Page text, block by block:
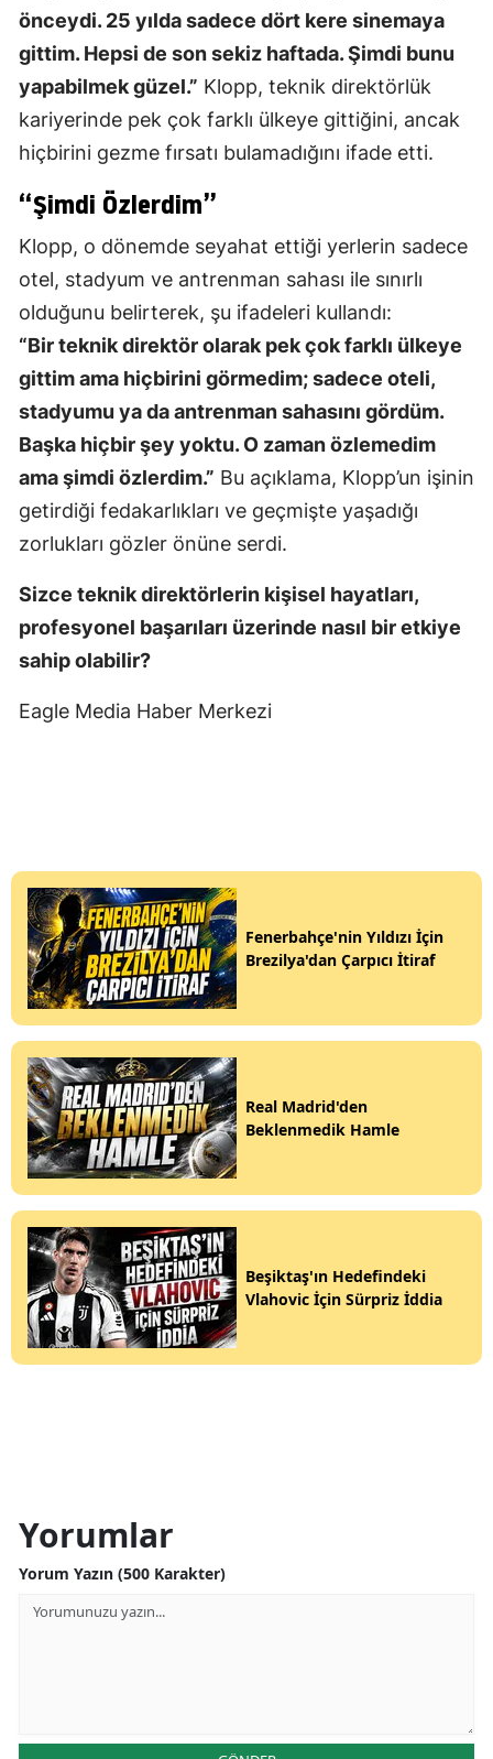
önceydi. 25 yılda sadece dört kere sinemaya
gittim. Hepsi de son sekiz haftada. Şimdi bunu
yapabilmek güzel.” Klopp, teknik direktörlük
kariyerinde pek çok farklı ülkeye gittiğini, ancak
hiçbirini gezme fırsatı bulamadığını ifade etti.
“Şimdi Özlerdim”
Klopp, o dönemde seyahat ettiği yerlerin sadece
otel, stadyum ve antrenman sahası ile sınırlı
olduğunu belirterek, şu ifadeleri kullandı:
“Bir teknik direktör olarak pek çok farklı ülkeye
gittim ama hiçbirini görmedim; sadece oteli,
stadyumu ya da antrenman sahasını gördüm.
Başka hiçbir şey yoktu. O zaman özlemedim
ama şimdi özlerdim.” Bu açıklama, Klopp’un işinin
getirdiği fedakarlıkları ve geçmişte yaşadığı
zorlukları gözler önüne serdi.
Sizce teknik direktörlerin kişisel hayatları,
profesyonel başarıları üzerinde nasıl bir etkiye
sahip olabilir?
Eagle Media Haber Merkezi
Fenerbahçe'nin Yıldızı İçin
Brezilya'dan Çarpıcı İtiraf
Real Madrid'den
Beklenmedik Hamle
Beşiktaş'ın Hedefindeki
Vlahovic İçin Sürpriz İddia
Yorumlar
Yorum Yazın (500 Karakter)